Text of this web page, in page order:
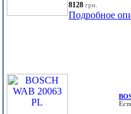
8128 грн.
Подробное